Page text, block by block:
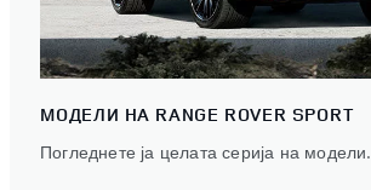
МОДЕЛИ НА RANGE ROVER SPORT
Погледнете ја целата серија на модели.